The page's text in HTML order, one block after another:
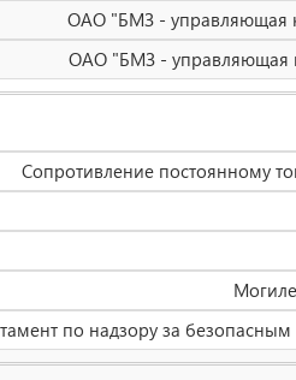
ОАО "БМЗ - управляющая
ОАО "БМЗ - управляющая
Сопротивление постоянному
по надзору за